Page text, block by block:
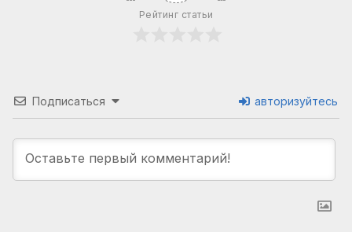
Рейтинг статьи
Подписаться авторизуйтесь